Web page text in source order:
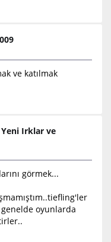
ve katılmak
Irklar ve
görmek...
oyunlarda